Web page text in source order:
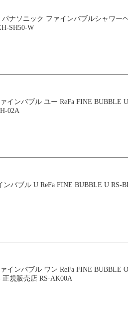
パナソニック ファインバブルシャワ
SH50-W
インバブル ユー ReFa FINE
02A
ンバブル U ReFa FINE BUBBLE U RS-
インバブル ワン ReFa FINE
規販売店 RS-AK00A